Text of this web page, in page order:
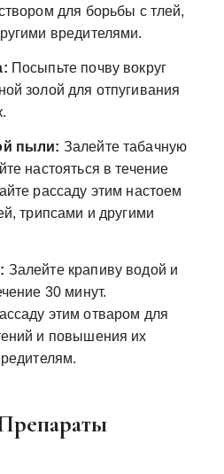
для борьбы с тлей,
вредителями.
Посыпьте почву вокруг
золой для отпугивания
пыли: Залейте табачную
настояться в течение
рассаду этим настоем
трипсами и другими
Залейте крапиву водой и
30 минут.
этим отваром для
и повышения их